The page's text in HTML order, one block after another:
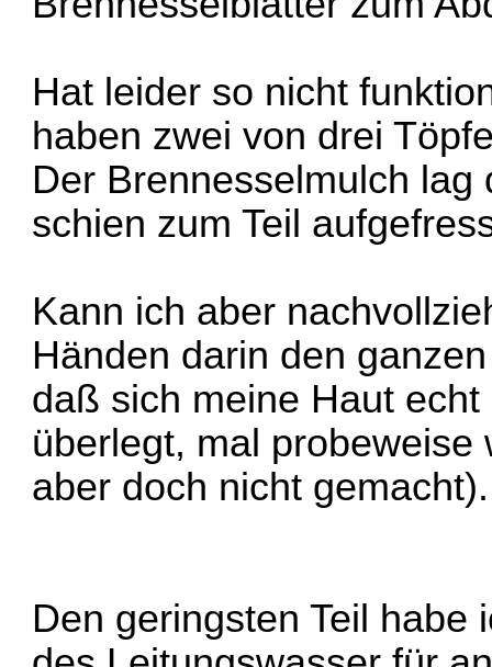
Hat leider so nicht
haben zwei von drei
Der Brennesselmulch
schien zum Teil
Kann ich aber
Händen darin den
daß sich meine Haut
überlegt, mal
aber doch nicht gemacht).
Den geringsten Teil habe